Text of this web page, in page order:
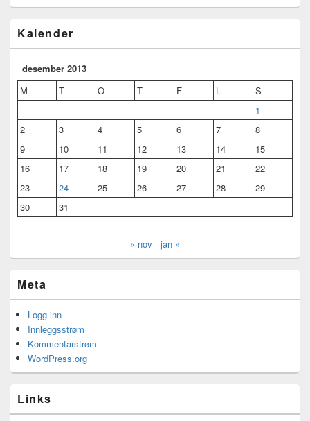
Kalender
desember 2013
M
T O T F L
S
1
2
3 4 5 6 7
8
9
10 11 12 13 14
15
16
17 18 19 20 21
22
23
24 25 26 27 28
29
30
31
« nov jan »
Meta
Logg inn
Innleggsstrøm
Kommentarstrøm
WordPress.org
Links